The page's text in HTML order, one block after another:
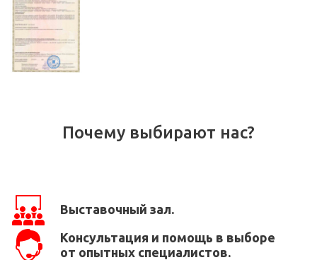
Почему выбирают нас?
Выставочный зал.
Консультация и помощь в выборе
от опытных специалистов.